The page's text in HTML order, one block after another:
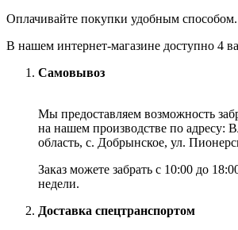
Оплачивайте покупки удобным способом.
В нашем интернет-магазине доступно 4
Самовывоз
Мы предоставляем возможность
на нашем производстве по адресу:
область, с. Добрынское, ул.
Заказ можете забрать с 10:00 до
недели.
Доставка спецтранспортом